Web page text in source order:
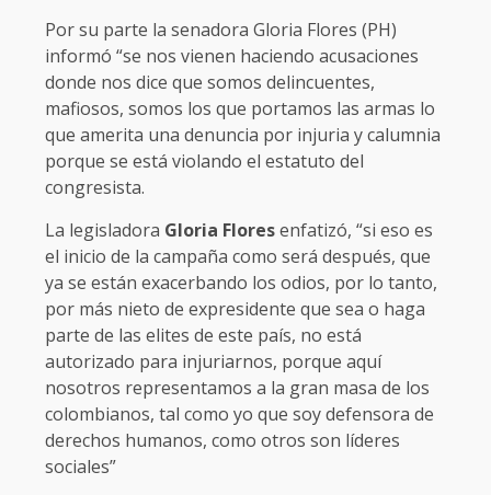
Por su parte la senadora Gloria Flores (PH)
informó “se nos vienen haciendo acusaciones
donde nos dice que somos delincuentes,
mafiosos, somos los que portamos las armas lo
que amerita una denuncia por injuria y calumnia
porque se está violando el estatuto del
congresista.
La legisladora Gloria Floresenfatizó, “si eso es
el inicio de la campaña como será después, que
ya se están exacerbando los odios, por lo tanto,
por más nieto de expresidente que sea o haga
parte de las elites de este país, no está
autorizado para injuriarnos, porque aquí
nosotros representamos a la gran masa de los
colombianos, tal como yo que soy defensora de
derechos humanos, como otros son líderes
sociales”